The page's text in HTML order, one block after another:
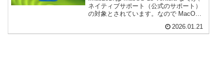
ネイティブサポート（公式のサポート）
の対象とされています。なので MacOS
なります。簡単にいうと、入りません。
2026.01.21